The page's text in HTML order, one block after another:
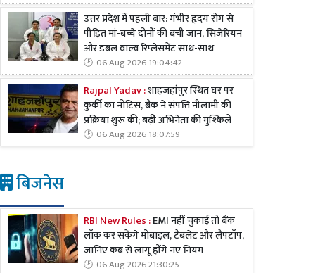
उत्तर प्रदेश में पहली बार: गंभीर हृदय रोग से
पीड़ित मां-बच्चे दोनों की बची जान, सिजेरियन
और डबल वाल्व रिप्लेसमेंट साथ-साथ
06 Aug 2026 19:04:42
Rajpal Yadav :शाहजहांपुर स्थित घर पर
कुर्की का नोटिस, बैंक ने संपत्ति नीलामी की
प्रक्रिया शुरू की; बढ़ीं अभिनेता की मुश्किलें
06 Aug 2026 18:07:59
बिजनेस
RBI New Rules :EMI नहीं चुकाई तो बैंक
लॉक कर सकेंगे मोबाइल, टैबलेट और लैपटॉप,
जानिए कब से लागू होंगे नए नियम
06 Aug 2026 21:30:25